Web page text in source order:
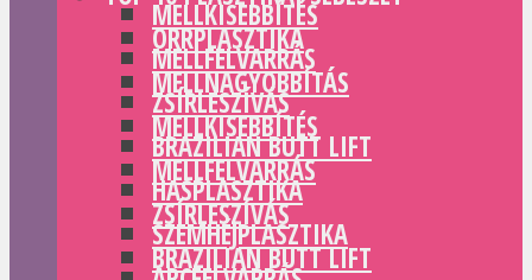
MELLKISEBBÍTÉS
MELLFELVARRÁS
ZSÍRLESZÍVÁS
BRAZILIAN BUTT LIFT
HASPLASZTIKA
SZEMHÉJPLASZTIKA
ORRPLASZTIKA
MELLNAGYOBBÍTÁS
MELLKISEBBÍTÉS
MELLFELVARRÁS
ZSÍRLESZÍVÁS
BRAZILIAN BUTT LIFT